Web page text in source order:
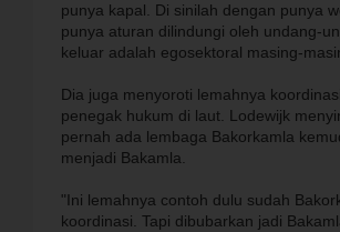
punya kapal. Di sinilah dengan punya
punya aturan dilindungi oleh undang-
keluar adalah egosektoral masing-
Dia juga menyoroti lemahnya
penegak hukum di laut. Lodewijk
pernah ada lembaga Bakorkamla
menjadi Bakamla.
"Ini lemahnya contoh dulu sudah
koordinasi. Tapi dibubarkan jadi